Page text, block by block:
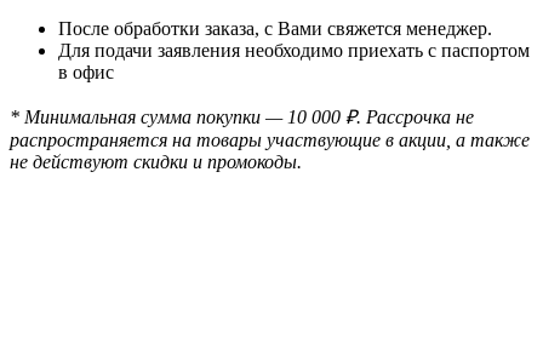
После обработки заказа, с Вами свяжется менеджер.
Для подачи заявления необходимо приехать с паспортом
в офис
* Минимальная сумма покупки — 10 000 ₽. Рассрочка не
распространяется на товары участвующие в акции, а также
не действуют скидки и промокоды.